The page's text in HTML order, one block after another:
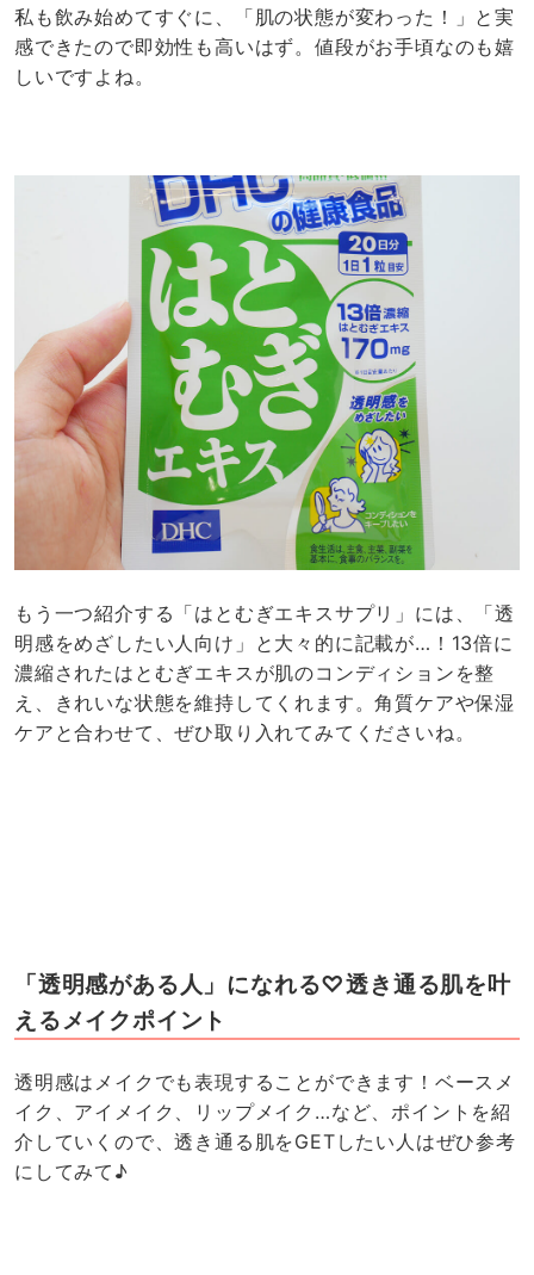
私も飲み始めてすぐに、「肌の状態が変わった！」と実
感できたので即効性も高いはず。値段がお手頃なのも嬉
しいですよね。
もう一つ紹介する「はとむぎエキスサプリ」には、「透
明感をめざしたい人向け」と大々的に記載が…！13倍に
濃縮されたはとむぎエキスが肌のコンディションを整
え、きれいな状態を維持してくれます。角質ケアや保湿
ケアと合わせて、ぜひ取り入れてみてくださいね。
「透明感がある人」になれる♡透き通る肌を叶
えるメイクポイント
透明感はメイクでも表現することができます！ベースメ
イク、アイメイク、リップメイク…など、ポイントを紹
介していくので、透き通る肌をGETしたい人はぜひ参考
にしてみて♪